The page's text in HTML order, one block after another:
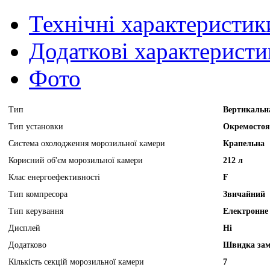
Технічні
Додаткові
Фото
Тип
Тип установки
Система охолодження морозильної камери
Крапельна
Корисний об'єм морозильної камери
212 л
Клас енергоефективності
F
Тип компресора
Звичайний
Тип керування
Електронне
Дисплей
Ні
Додатково
Швидка
Кількість секцій морозильної камери
7